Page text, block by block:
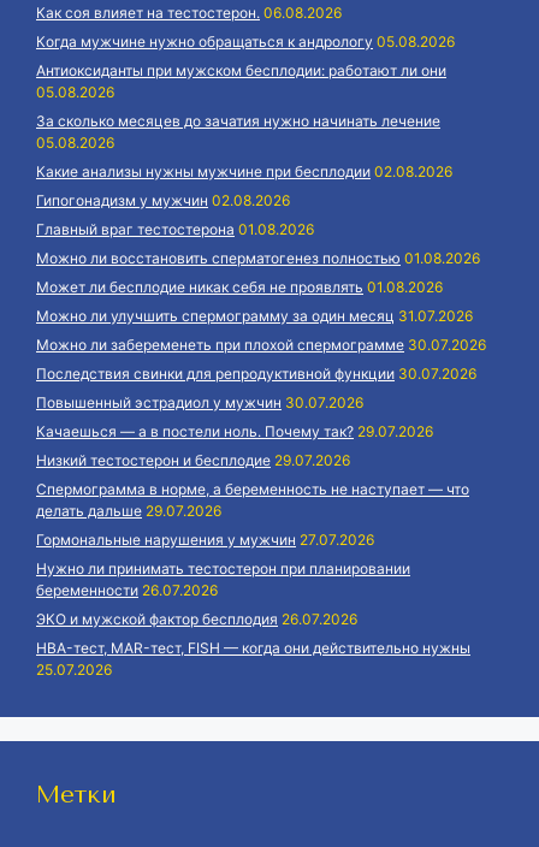
Как соя влияет на тестостерон. 06.08.2026
Когда мужчине нужно обращаться к андрологу 05.08.2026
Антиоксиданты при мужском бесплодии: работают ли они
05.08.2026
За сколько месяцев до зачатия нужно начинать лечение
05.08.2026
Какие анализы нужны мужчине при бесплодии 02.08.2026
Гипогонадизм у мужчин 02.08.2026
Главный враг тестостерона 01.08.2026
Можно ли восстановить сперматогенез полностью 01.08.2026
Может ли бесплодие никак себя не проявлять 01.08.2026
Можно ли улучшить спермограмму за один месяц 31.07.2026
Можно ли забеременеть при плохой спермограмме 30.07.2026
Последствия свинки для репродуктивной функции 30.07.2026
Повышенный эстрадиол у мужчин 30.07.2026
Качаешься — а в постели ноль. Почему так? 29.07.2026
Низкий тестостерон и бесплодие 29.07.2026
Спермограмма в норме, а беременность не наступает — что
делать дальше 29.07.2026
Гормональные нарушения у мужчин 27.07.2026
Нужно ли принимать тестостерон при планировании
беременности 26.07.2026
ЭКО и мужской фактор бесплодия 26.07.2026
HBA-тест, MAR-тест, FISH — когда они действительно нужны
25.07.2026
Метки